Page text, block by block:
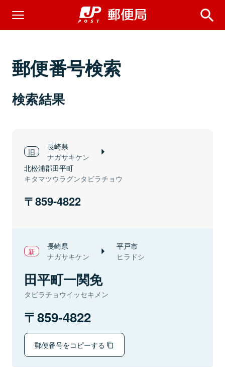
郵便番号検索
検索結果
長崎県
ナガサキケン
北松浦郡田平町
キタマツウラグンタビラチョウ
859-4822
長崎県
ナガサキケン
平戸市
ヒラドシ
田平町一関免
タビラチョウイッセキメン
859-4822
郵便番号をコピーする